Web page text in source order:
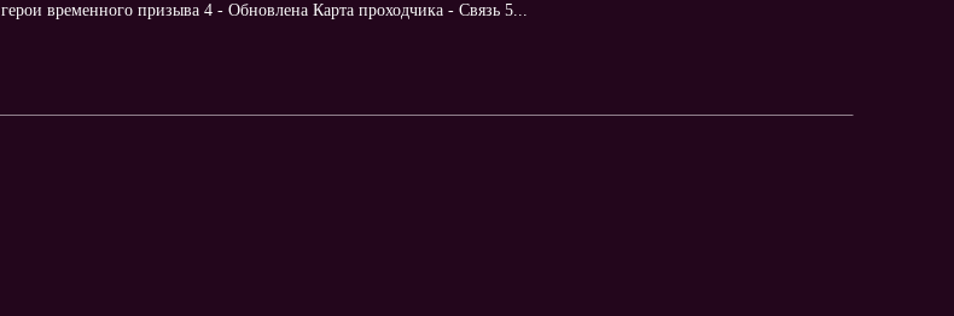
герои временного призыва 4 - Обновлена Карта проходчика - Связь 5...